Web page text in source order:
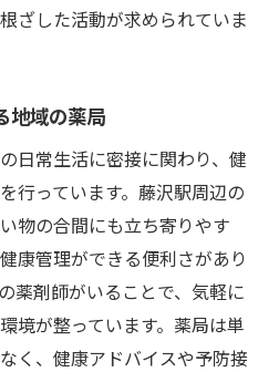
の競争力
ーズと対応法
重要性
ィとの連携強化
聞く姿勢
個別化
の協力体制
ざした活動が求められていま
地域の薬局
日常生活に密接に関わり、健
行っています。藤沢駅周辺の
物の合間にも立ち寄りやす
康管理ができる便利さがあり
薬剤師がいることで、気軽に
境が整っています。薬局は単
く、健康アドバイスや予防接